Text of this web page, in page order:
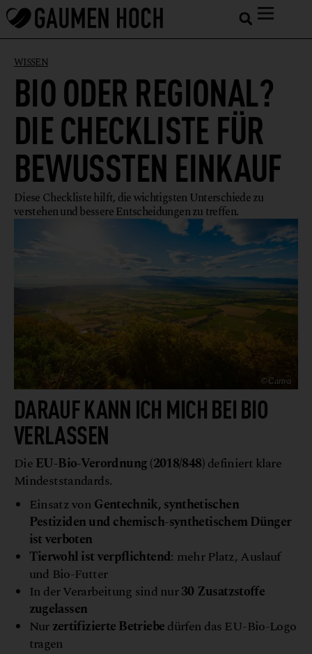
WISSEN
BIO ODER REGIONAL?
DIE CHECKLISTE FÜR
BEWUSSTEN EINKAUF
Diese Checkliste hilft, die wichtigsten Unterschiede zu
verstehen und bessere Entscheidungen zu treffen.
© Canva
DARAUF KANN ICH MICH BEI BIO
VERLASSEN
DieEU-Bio-Verordnung (2018/848)definiert klare
Mindeststandards.
Einsatz vonGentechnik, synthetischen
Pestiziden und chemisch-synthetischem Dünger
ist verboten
Tierwohl ist verpflichtend: mehr Platz, Auslauf
und Bio-Futter
In der Verarbeitung sind nur30 Zusatzstoffe
zugelassen
Nurzertifizierte Betriebedürfen das EU-Bio-Logo
tragen